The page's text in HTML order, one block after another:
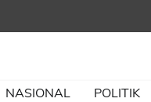
NASIONAL POLITIK